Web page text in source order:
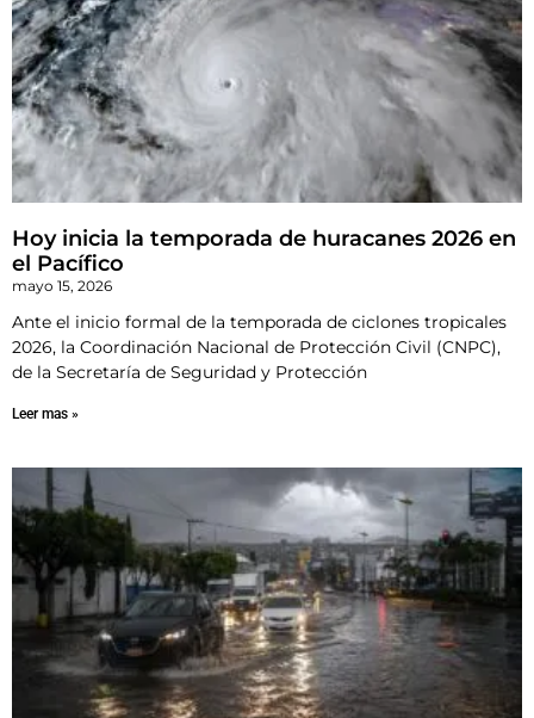
Hoy inicia la temporada de huracanes 2026 en
el Pacífico
mayo 15, 2026
Ante el inicio formal de la temporada de ciclones tropicales
2026, la Coordinación Nacional de Protección Civil (CNPC),
de la Secretaría de Seguridad y Protección
Leer mas »